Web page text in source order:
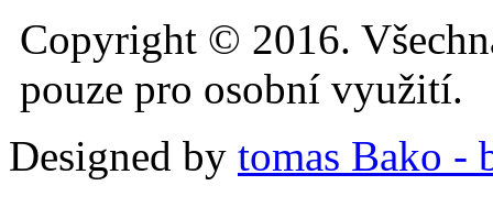
Copyright © 2016.
pouze pro osobní využití.
Designed by tomas Bako -